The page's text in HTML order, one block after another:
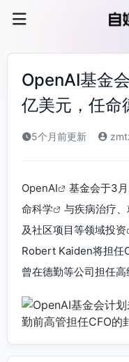
OpenAI基金
亿美元，任命
5个月前更新
OpenAI 基金会于3
命科学
与疾病治疗、
及社区项目等领域投资
Robert Kaiden将担任
曾在德勤等公司担任高